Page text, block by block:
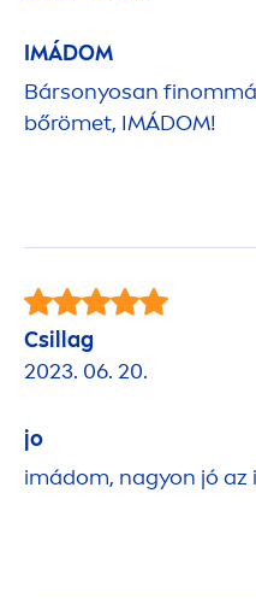
IMÁDOM
Bársonyosan
bőrömet, IMÁDOM!
Csillag
2023. 06. 20.
jo
imádom, nagyon jó az